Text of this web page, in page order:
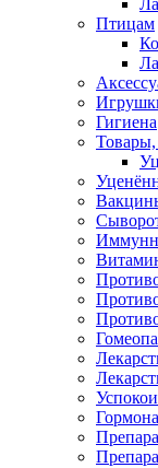
Птицам
Гигиена
Товары,